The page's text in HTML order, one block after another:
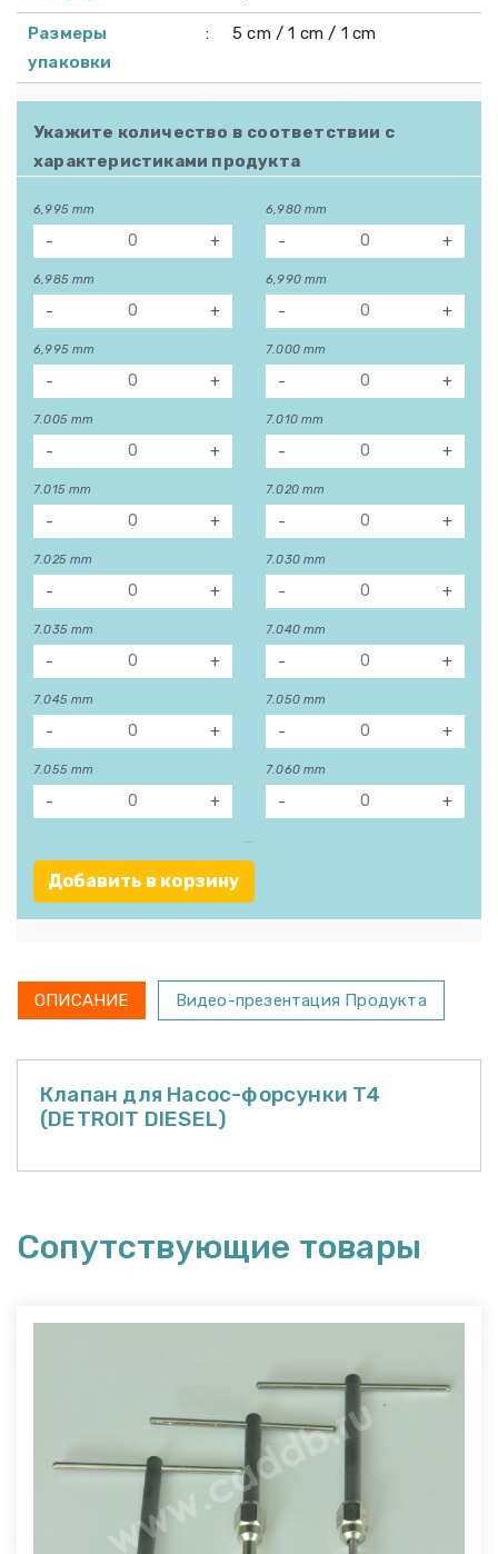
Размеры
упаковки
: 5 cm / 1 cm / 1 cm
Укажите количество в соответствии с
характеристиками продукта
6,995 mm
- +
6,980 mm
- +
6,985 mm
- +
6,990 mm
- +
6,995 mm
- +
7.000 mm
- +
7.005 mm
- +
7.010 mm
- +
7.015 mm
- +
7.020 mm
- +
7.025 mm
- +
7.030 mm
- +
7.035 mm
- +
7.040 mm
- +
7.045 mm
- +
7.050 mm
- +
7.055 mm
- +
7.060 mm
- +
Добавить в корзину
ОПИСАНИЕ Видео-презентация Продукта
Клапан для Насос-форсунки T4
(DETROIT DIESEL)
Сопутствующие товары